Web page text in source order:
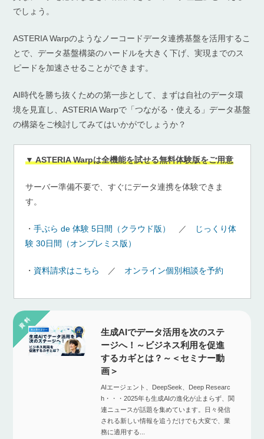
でしょう。
ASTERIA Warpのようなノーコードデータ連携基盤を活用するこ
とで、データ基盤構築のハードルを大きく下げ、実現までのス
ピードを加速させることができます。
AI時代を勝ち抜くための第一歩として、まずは自社のデータ環
境を見直し、ASTERIA Warpで「つながる・使える」データ基盤
の構築をご検討してみてはいかがでしょうか？
▼ ASTERIA Warpは全機能を試せる無料体験版をご用意
サーバー準備不要で、すぐにデータ連携を体験できま
す。
・ 手ぶら de 体験 5日間（クラウド版） ／
じっくり体
験 30日間（オンプレミス版）
・ 資料請求はこちら ／ オンライン個別相談を予約
生成AIでデータ活用を次のステ
ージへ！～ビジネス利用を促進
するカギとは？～＜セミナー動
画＞
AIエージェント、DeepSeek、Deep Researc
h・・・2025年も生成AIの進化が止まらず、関
連ニュースが話題を集めています。日々発信
される新しい情報を追うだけでも大変で、業
務に適用する...